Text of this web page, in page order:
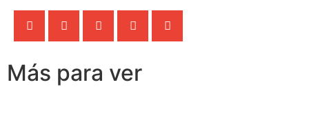
Más para ver